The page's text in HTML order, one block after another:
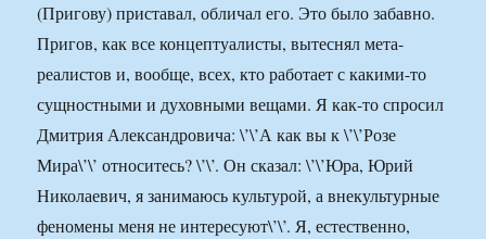
(Пригову) приставал, обличал его. Это было забавно.
Пригов, как все концептуалисты, вытеснял мета-
реалистов и, вообще, всех, кто работает с какими-то
сущностными и духовными вещами. Я как-то спросил
Дмитрия Александровича: \’\’А как вы к \’\’Розе
Мира\’\’ относитесь? \’\’. Он сказал: \’\’Юра, Юрий
Николаевич, я занимаюсь культурой, а внекультурные
феномены меня не интересуют\’\’. Я, естественно,